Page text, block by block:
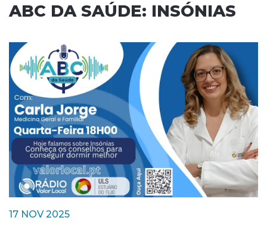
ABC DA SAÚDE: INSÓNIAS
17 NOV 2025